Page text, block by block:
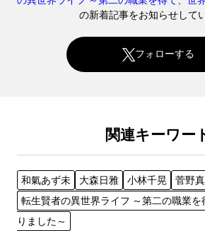
の新着記事をお知らせして
フォローする
関連キーワー
和氣あず未 大森日雅 小林千晃
菅野
転生賢者の異世界ライフ ～第二の職業を
りました～